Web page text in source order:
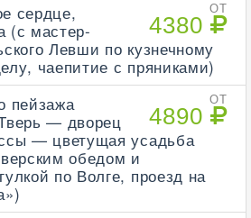
ОТ
4380
сердце,
(с мастер-
Левши по кузнечному
чаепитие с пряниками)
ОТ
4890
пейзажа
— дворец
— цветущая усадьба
обедом и
по Волге, проезд на